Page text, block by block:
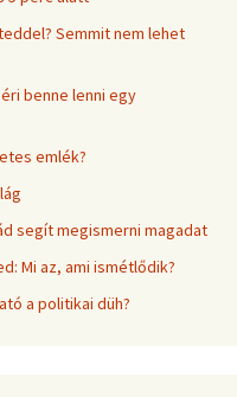
Semmit nem lehet
benne lenni egy
emlék?
segít megismerni magadat
Mi az, ami ismétlődik?
a politikai düh?